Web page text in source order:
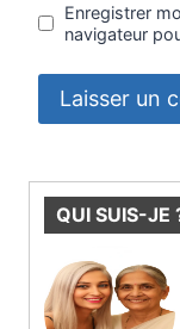
Enregistrer
navigateur
QUI SUIS-JE